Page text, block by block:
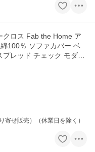
クロス Fab the Home ア
100％ ソファカバー ベ
レッド チェック モダン
寄せ販売）（休業日を除く）